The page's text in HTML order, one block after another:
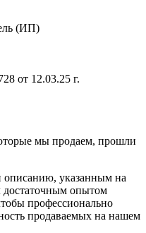
(ИП)
от 12.03.25 г.
мы продаем, прошли
описанию, указанным на
достаточным опытом
профессионально
продаваемых на нашем